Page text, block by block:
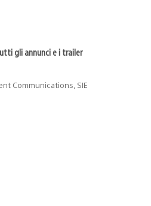
gli annunci e i trailer
Communications, SIE